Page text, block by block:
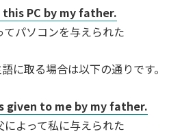
PC by my father.
てパソコンを与えられた
に取る場合は以下の通りです。
given to me by my father.
によって私に与えられた